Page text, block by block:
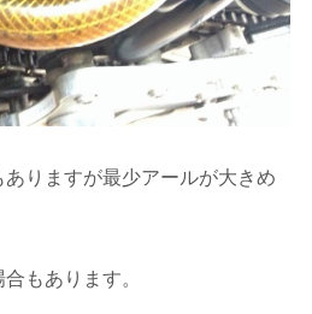
りますが最少アールが大きめ
もあります。